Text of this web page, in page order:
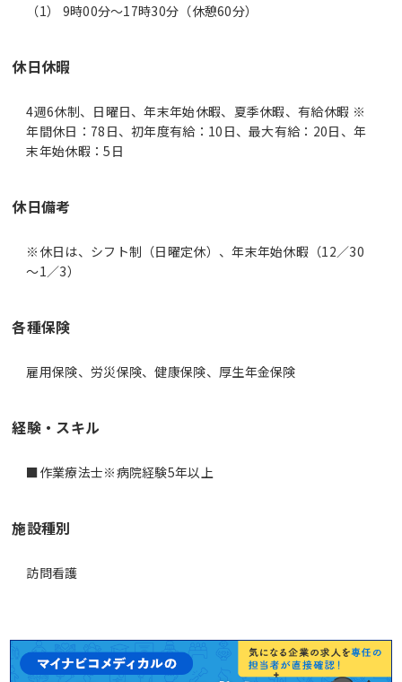
（1） 9時00分〜17時30分（休憩60分）
休日休暇
4週6休制、日曜日、年末年始休暇、夏季休暇、有給休暇 ※
年間休日：78日、初年度有給：10日、最大有給：20日、年
末年始休暇：5日
休日備考
※休日は、シフト制（日曜定休）、年末年始休暇（12／30
～1／3）
各種保険
雇用保険、労災保険、健康保険、厚生年金保険
経験・スキル
■作業療法士※病院経験5年以上
施設種別
訪問看護